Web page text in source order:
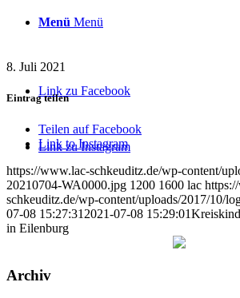
Menü Menü
Link zu Facebook
Link zu Instagram
8. Juli 2021
Eintrag teilen
Teilen auf Facebook
Link to Instagram
https://www.lac-schkeuditz.de/wp-content/
20210704-WA0000.jpg 1200 1600 lac
schkeuditz.de/wp-content/uploads/2017/10/
07-08 15:27:31 2021-07-08 15:29:01
in Eilenburg
Archiv